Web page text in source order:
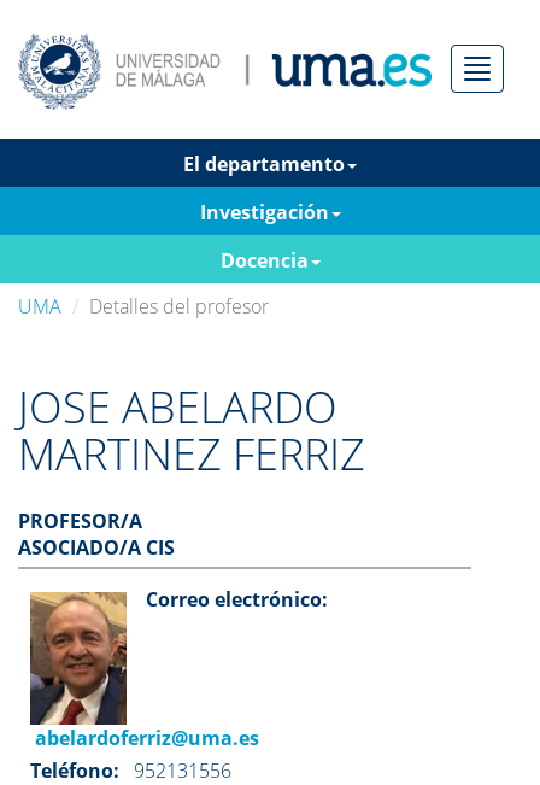
Menú
El departamento
Investigación
Docencia
UMA
Detalles del profesor
JOSE ABELARDO
MARTINEZ FERRIZ
PROFESOR/A
ASOCIADO/A CIS
Correo electrónico:
abelardoferriz@uma.es
Teléfono: 952131556